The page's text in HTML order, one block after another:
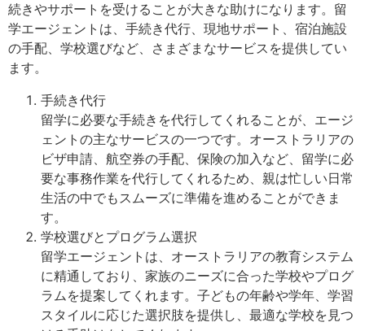
続きやサポートを受けることが大きな助けになります。留
学エージェントは、手続き代行、現地サポート、宿泊施設
の手配、学校選びなど、さまざまなサービスを提供してい
ます。
手続き代行
留学に必要な手続きを代行してくれることが、エージ
ェントの主なサービスの一つです。オーストラリアの
ビザ申請、航空券の手配、保険の加入など、留学に必
要な事務作業を代行してくれるため、親は忙しい日常
生活の中でもスムーズに準備を進めることができま
す。
学校選びとプログラム選択
留学エージェントは、オーストラリアの教育システム
に精通しており、家族のニーズに合った学校やプログ
ラムを提案してくれます。子どもの年齢や学年、学習
スタイルに応じた選択肢を提供し、最適な学校を見つ